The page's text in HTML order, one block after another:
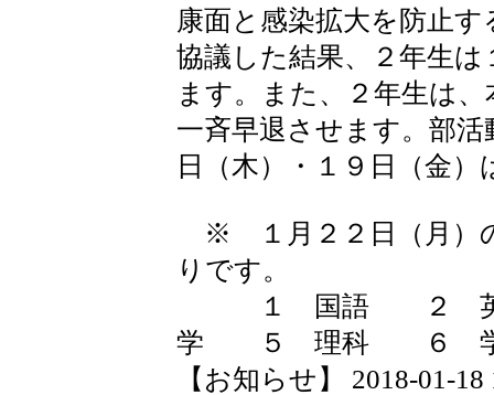
康面と感染拡大を防止
協議した結果、２年生
ます。また、２年生は
一斉早退させます。部
日（木）・１９日（金
※ １月２２日（月）
りです。
１ 国語 ２
学 ５ 理科 ６
【お知らせ】 2018-01-18